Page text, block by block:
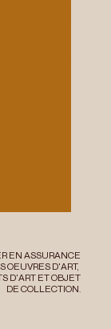
EN ASSURANCE
OEUVRES D'ART,
D'ART ET OBJET
DE COLLECTION.